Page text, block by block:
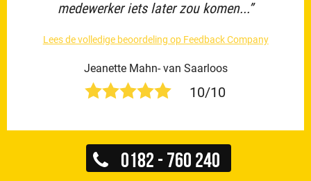
medewerker iets later zou komen...”
Lees de volledige beoordeling op Feedback Company
Jeanette Mahn- van Saarloos
10/10
0182 - 760 240